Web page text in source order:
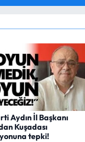
Aydın İl Başkanı
Kuşadası
tepki!